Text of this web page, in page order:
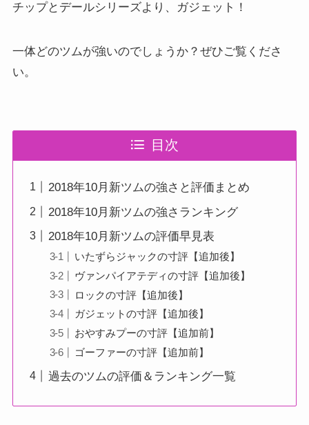
チップとデールシリーズより、ガジェット！
一体どのツムが強いのでしょうか？ぜひご覧くださ
い。
目次
2018年10月新ツムの強さと評価まとめ
2018年10月新ツムの強さランキング
2018年10月新ツムの評価早見表
いたずらジャックの寸評【追加後】
ヴァンパイアテディの寸評【追加後】
ロックの寸評【追加後】
ガジェットの寸評【追加後】
おやすみプーの寸評【追加前】
ゴーファーの寸評【追加前】
過去のツムの評価＆ランキング一覧